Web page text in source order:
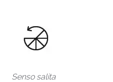
Senso salita